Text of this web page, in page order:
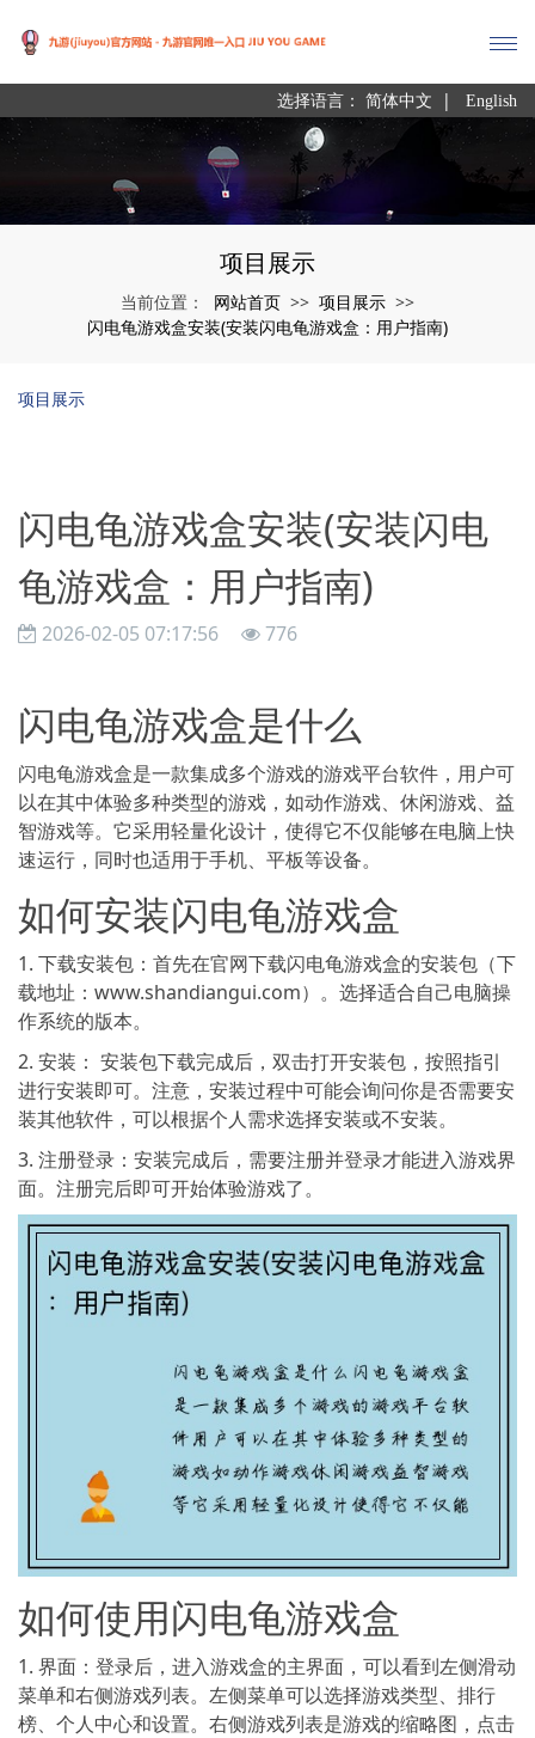
选择语言： 简体中文 | English
项目展示
当前位置： 网站首页 >> 项目展示 >>
闪电龟游戏盒安装(安装闪电龟游戏盒：用户指南)
项目展示
闪电龟游戏盒安装(安装闪电
龟游戏盒：用户指南)
2026-02-05 07:17:56 776
闪电龟游戏盒是什么
闪电龟游戏盒是一款集成多个游戏的游戏平台软件，用户可
以在其中体验多种类型的游戏，如动作游戏、休闲游戏、益
智游戏等。它采用轻量化设计，使得它不仅能够在电脑上快
速运行，同时也适用于手机、平板等设备。
如何安装闪电龟游戏盒
1. 下载安装包：首先在官网下载闪电龟游戏盒的安装包（下
载地址：www.shandiangui.com）。选择适合自己电脑操
作系统的版本。
2. 安装： 安装包下载完成后，双击打开安装包，按照指引
进行安装即可。注意，安装过程中可能会询问你是否需要安
装其他软件，可以根据个人需求选择安装或不安装。
3. 注册登录：安装完成后，需要注册并登录才能进入游戏界
面。注册完后即可开始体验游戏了。
如何使用闪电龟游戏盒
1. 界面：登录后，进入游戏盒的主界面，可以看到左侧滑动
菜单和右侧游戏列表。左侧菜单可以选择游戏类型、排行
榜、个人中心和设置。右侧游戏列表是游戏的缩略图，点击